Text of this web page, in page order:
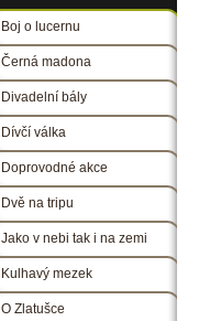
Boj o lucernu
Černá madona
Divadelní bály
Dívčí válka
Doprovodné akce
Dvě na tripu
Jako v nebi tak i na zemi
Kulhavý mezek
O Zlatušce